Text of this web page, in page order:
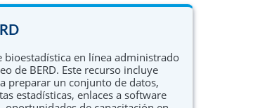
de capacitación en investigación
en Ciencias Traslacionales
Mejora y trabajo en red
bioestadística en línea administrado
de BERD. Este recurso incluye
preparar un conjunto de datos,
estadísticas, enlaces a software